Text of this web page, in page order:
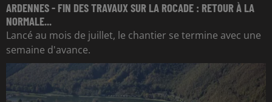
ARDENNES - FIN DES TRAVAUX SUR LA ROCADE : RETOUR À LA
NORMALE...
Lancé au mois de juillet, le chantier se termine avec une
semaine d'avance.